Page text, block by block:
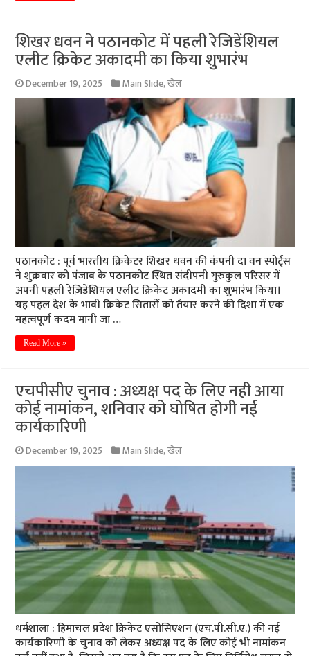
शिखर धवन ने पठानकोट में पहली रेजिडेंशियल
एलीट क्रिकेट अकादमी का किया शुभारंभ
December 19, 2025 Main Slide,खेल
पठानकोट : पूर्व भारतीय क्रिकेटर शिखर धवन की कंपनी दा वन स्पोर्ट्स
ने शुक्रवार को पंजाब के पठानकोट स्थित संदीपनी गुरुकुल परिसर में
अपनी पहली रेज़िडेंशियल एलीट क्रिकेट अकादमी का शुभारंभ किया।
यह पहल देश के भावी क्रिकेट सितारों को तैयार करने की दिशा में एक
महत्वपूर्ण कदम मानी जा …
Read More »
एचपीसीए चुनाव : अध्यक्ष पद के लिए नही आया
कोई नामांकन, शनिवार को घोषित होगी नई
कार्यकारिणी
December 19, 2025 Main Slide,खेल
धर्मशाला : हिमाचल प्रदेश क्रिकेट एसोसिएशन (एच.पी.सी.ए.) की नई
कार्यकारिणी के चुनाव को लेकर अध्यक्ष पद के लिए कोई भी नामांकन